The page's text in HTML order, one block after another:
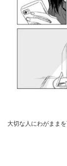
大切な人にわがまま